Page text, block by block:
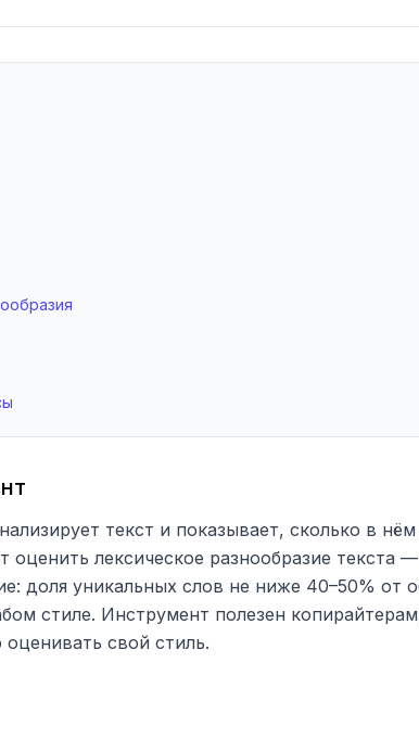
текст и показывает, сколько в
оценить лексическое разнообразие
доля уникальных слов не ниже 40–50% от
стиле. Инструмент полезен
свой стиль.